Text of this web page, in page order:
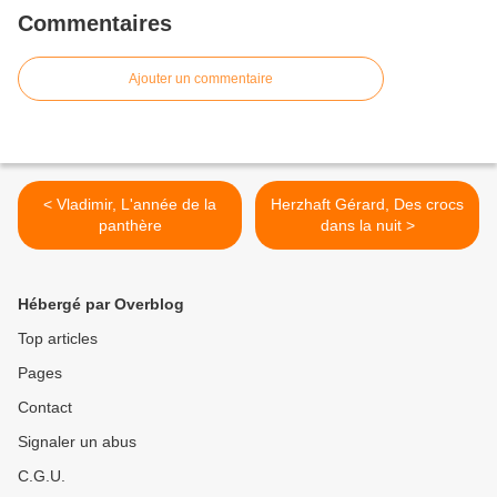
Commentaires
Ajouter un commentaire
< Vladimir, L'année de la
panthère
Herzhaft Gérard, Des crocs
dans la nuit >
Hébergé par Overblog
Top articles
Pages
Contact
Signaler un abus
C.G.U.